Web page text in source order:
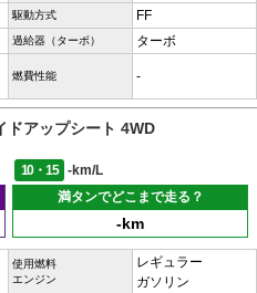
駆動方式 FF
過給器（ターボ） ターボ
燃費性能 -
ドアップシート 4WD
10・15
-km/L
満タンでどこまで走る？
-km
使用燃料
エンジン
レギュラー
ガソリン